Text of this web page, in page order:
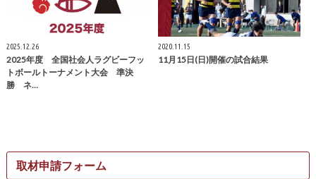
2025.12.26
2025年度 全国社会人ラグビーフッ
トボールトーナメント大会 準決
勝 ネ…
2020.11.15
11月15日(日)開催の試合結果
取材申請フォーム